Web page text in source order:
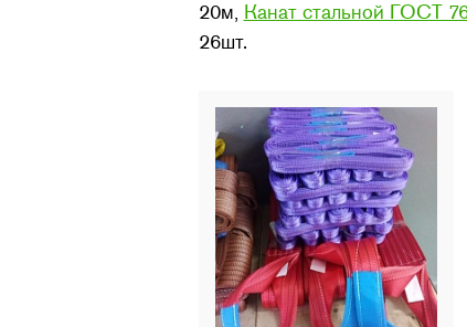
20м, Канат стальной ГОСТ
26шт.